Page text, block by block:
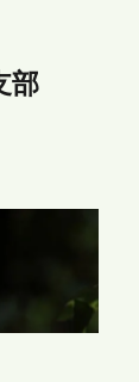
部